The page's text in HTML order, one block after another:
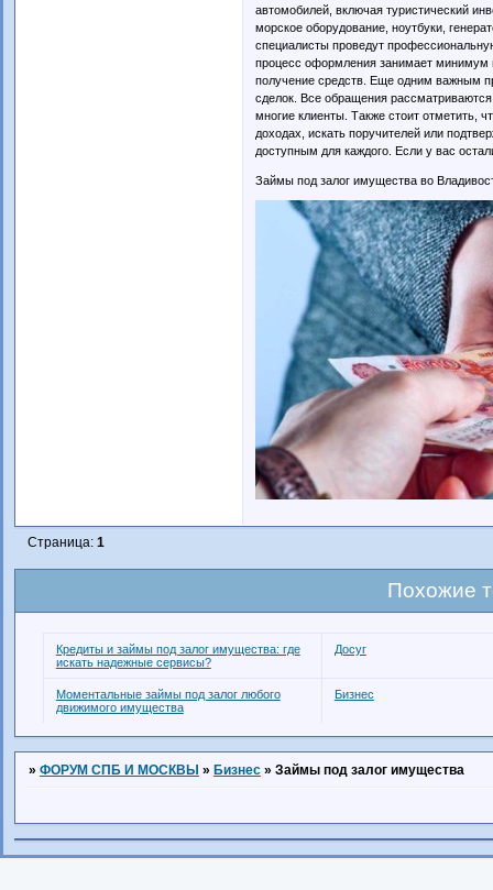
автомобилей, включая туристический
морское оборудование, ноутбуки,
специалисты проведут
процесс оформления занимает минимум
получение средств. Еще одним важным
сделок. Все обращения
многие клиенты. Также стоит отметить,
доходах, искать поручителей или
доступным для каждого. Если у вас
Займы под залог имущества во
Страница: 1
Похожие
Кредиты и займы под залог имущества: где
искать надежные сервисы?
Досуг
Моментальные займы под залог любого
движимого имущества
Бизнес
» ФОРУМ СПБ И МОСКВЫ » Бизнес » Займы под залог имущества